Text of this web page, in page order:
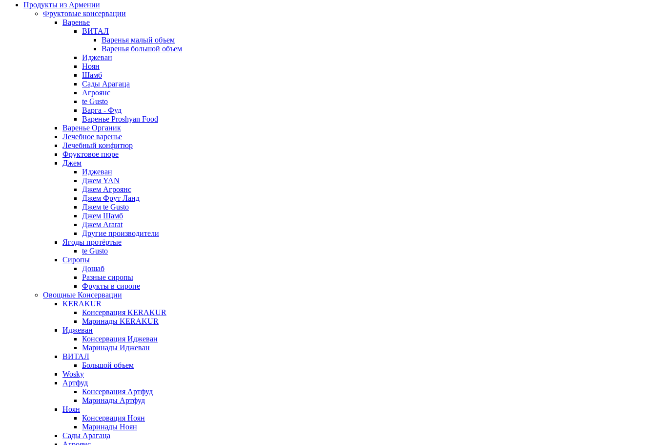
Продукты из Армении
Фруктовые консервации
Варенье
ВИТАЛ
Варенья малый объем
Варенья большой объем
Иджеван
Ноян
Шамб
Сады Арагаца
Агроянс
te Gusto
Варга - Фуд
Варенье Proshyan Food
Варенье Органик
Лечебное варенье
Лечебный конфитюр
Фруктовое пюре
Джем
Иджеван
Джем YAN
Джем Агроянс
Джем Фрут Ланд
Джем te Gusto
Джем Шамб
Джем Ararat
Другие производители
Ягоды протёртые
te Gusto
Сиропы
Дошаб
Разные сиропы
Фрукты в сиропе
Овощные Консервации
KERAKUR
Консервация KERAKUR
Маринады KERAKUR
Иджеван
Консервация Иджеван
Маринады Иджеван
ВИТАЛ
Большой объем
Wosky
Артфуд
Консервация Артфуд
Маринады Артфуд
Ноян
Консервация Ноян
Маринады Ноян
Сады Арагаца